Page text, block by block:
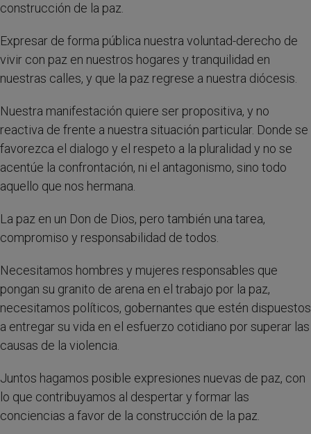
construcción de la paz.
Expresar de forma pública nuestra voluntad-derecho de
vivir con paz en nuestros hogares y tranquilidad en
nuestras calles, y que la paz regrese a nuestra diócesis.
Nuestra manifestación quiere ser propositiva, y no
reactiva de frente a nuestra situación particular. Donde se
favorezca el dialogo y el respeto a la pluralidad y no se
acentúe la confrontación, ni el antagonismo, sino todo
aquello que nos hermana.
La paz en un Don de Dios, pero también una tarea,
compromiso y responsabilidad de todos.
Necesitamos hombres y mujeres responsables que
pongan su granito de arena en el trabajo por la paz,
necesitamos políticos, gobernantes que estén dispuestos
a entregar su vida en el esfuerzo cotidiano por superar las
causas de la violencia.
Juntos hagamos posible expresiones nuevas de paz, con
lo que contribuyamos al despertar y formar las
conciencias a favor de la construcción de la paz.